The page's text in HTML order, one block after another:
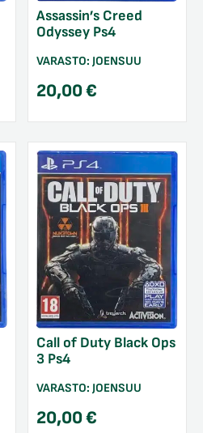
Assassin’s Creed
Odyssey Ps4
VARASTO: JOENSUU
20,00€
Call of Duty Black Ops
3 Ps4
VARASTO: JOENSUU
20,00€